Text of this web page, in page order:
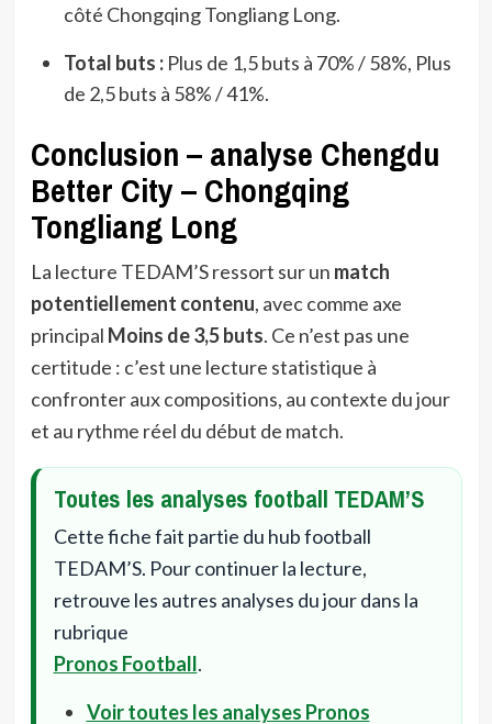
côté Chongqing Tongliang Long.
Total buts :Plus de 1,5 buts à 70% / 58%, Plus
de 2,5 buts à 58% / 41%.
Conclusion – analyse Chengdu
Better City – Chongqing
Tongliang Long
La lecture TEDAM’S ressort sur un match
potentiellement contenu, avec comme axe
principal Moins de 3,5 buts. Ce n’est pas une
certitude : c’est une lecture statistique à
confronter aux compositions, au contexte du jour
et au rythme réel du début de match.
Toutes les analyses football TEDAM’S
Cette fiche fait partie du hub football
TEDAM’S. Pour continuer la lecture,
retrouve les autres analyses du jour dans la
rubrique
Pronos Football.
Voir toutes les analyses Pronos